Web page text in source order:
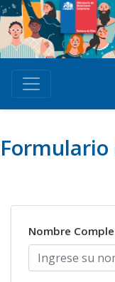
Nombre